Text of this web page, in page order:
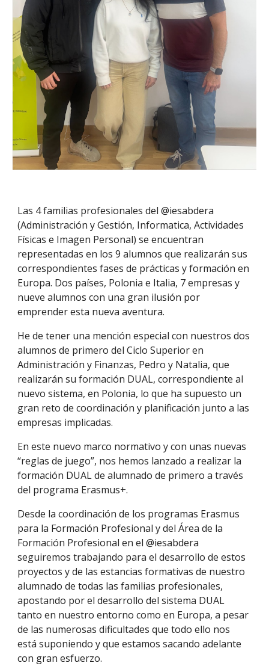
Las 4 familias profesionales del @iesabdera
(Administración y Gestión, Informatica, Actividades
Físicas e Imagen Personal) se encuentran
representadas en los 9 alumnos que realizarán sus
correspondientes fases de prácticas y formación en
Europa. Dos países, Polonia e Italia, 7 empresas y
nueve alumnos con una gran ilusión por
emprender esta nueva aventura.
He de tener una mención especial con nuestros dos
alumnos de primero del Ciclo Superior en
Administración y Finanzas, Pedro y Natalia, que
realizarán su formación DUAL, correspondiente al
nuevo sistema, en Polonia, lo que ha supuesto un
gran reto de coordinación y planificación junto a las
empresas implicadas.
En este nuevo marco normativo y con unas nuevas
“reglas de juego”, nos hemos lanzado a realizar la
formación DUAL de alumnado de primero a través
del programa Erasmus+.
Desde la coordinación de los programas Erasmus
para la Formación Profesional y del Área de la
Formación Profesional en el @iesabdera
seguiremos trabajando para el desarrollo de estos
proyectos y de las estancias formativas de nuestro
alumnado de todas las familias profesionales,
apostando por el desarrollo del sistema DUAL
tanto en nuestro entorno como en Europa, a pesar
de las numerosas dificultades que todo ello nos
está suponiendo y que estamos sacando adelante
con gran esfuerzo.